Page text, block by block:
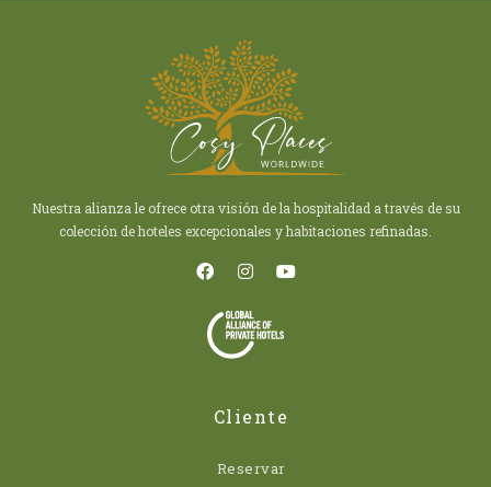
Nuestra alianza le ofrece otra visión de la hospitalidad a través de su
colección de hoteles excepcionales y habitaciones refinadas.
Cliente
Reservar